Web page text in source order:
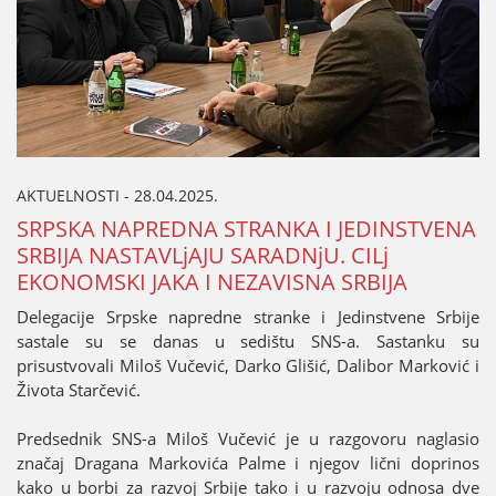
AKTUELNOSTI - 28.04.2025.
SRPSKA NAPREDNA STRANKA I ЈEDINSTVENA
SRBIЈA NASTAVLjAЈU SARADNjU. CILj
EKONOMSKI ЈAKA I NEZAVISNA SRBIЈA
Delegaciјe Srpske napredne stranke i Јedinstvene Srbiјe
sastale su se danas u sedištu SNS-a. Sastanku su
prisustvovali Miloš Vučević, Darko Glišić, Dalibor Marković i
Života Starčević.
Predsednik SNS-a Miloš Vučević јe u razgovoru naglasio
značaј Dragana Markovića Palme i njegov lični doprinos
kako u borbi za razvoј Srbiјe tako i u razvoјu odnosa dve